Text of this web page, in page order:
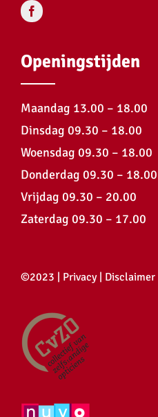
Openingstijden
Maandag 13.00 – 18.00
Dinsdag 09.30 – 18.00
Woensdag 09.30 – 18.00
Donderdag 09.30 – 18.00
Vrijdag 09.30 – 20.00
Zaterdag 09.30 – 17.00
©2023 | Privacy| Disclaimer